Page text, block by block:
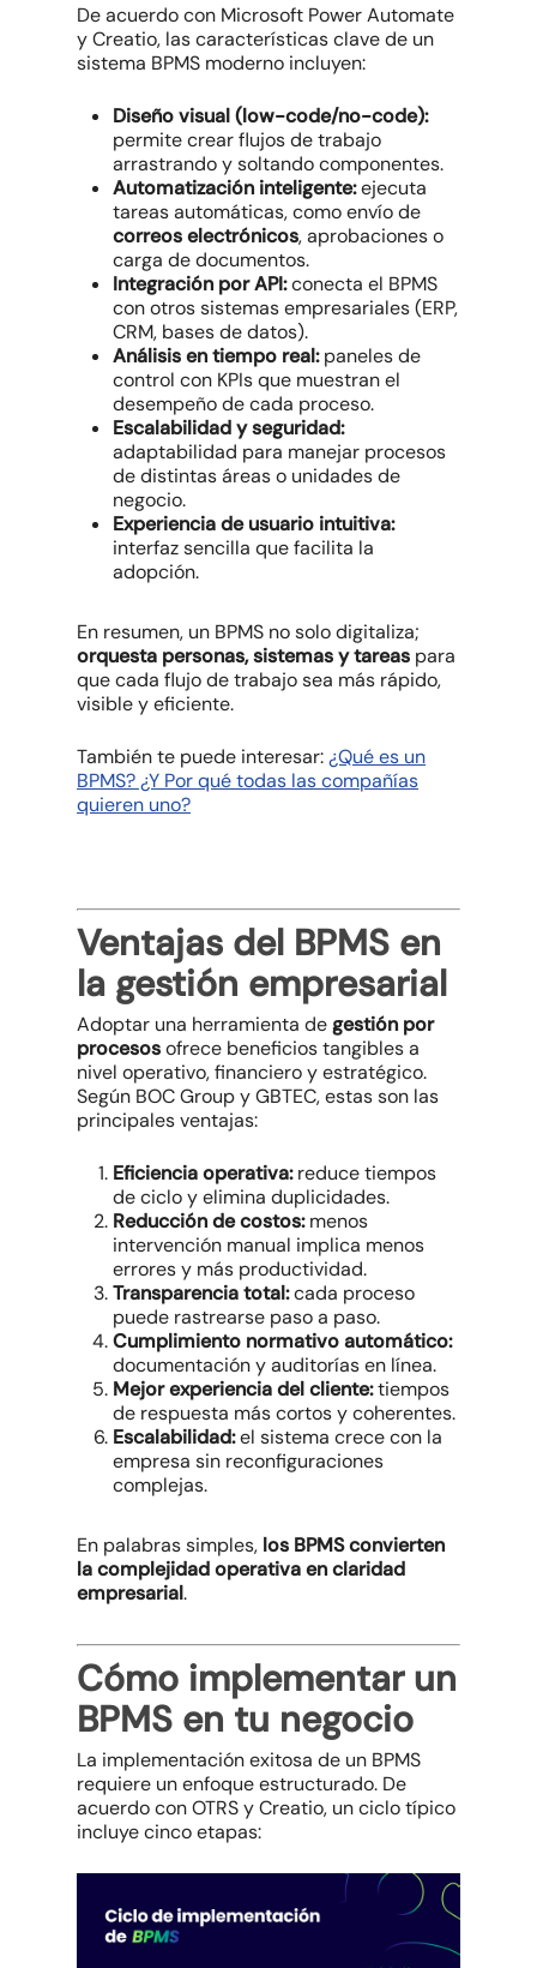
De acuerdo con Microsoft Power Automate
y Creatio, las características clave de un
sistema BPMS moderno incluyen:
Diseño visual (low-code/no-code):
permite crear flujos de trabajo
arrastrando y soltando componentes.
Automatización inteligente:ejecuta
tareas automáticas, como envío de
correos electrónicos, aprobaciones o
carga de documentos.
Integración por API:conecta el BPMS
con otros sistemas empresariales (ERP,
CRM, bases de datos).
Análisis en tiempo real:paneles de
control con KPIs que muestran el
desempeño de cada proceso.
Escalabilidad y seguridad:
adaptabilidad para manejar procesos
de distintas áreas o unidades de
negocio.
Experiencia de usuario intuitiva:
interfaz sencilla que facilita la
adopción.
En resumen, un BPMS no solo digitaliza;
orquesta personas, sistemas y tareas para
que cada flujo de trabajo sea más rápido,
visible y eficiente.
También te puede interesar:¿Qué es un
BPMS? ¿Y Por qué todas las compañías
quieren uno?
Ventajas del BPMS en
la gestión empresarial
Adoptar una herramienta degestión por
procesosofrece beneficios tangibles a
nivel operativo, financiero y estratégico.
Según BOC Group y GBTEC, estas son las
principales ventajas:
Eficiencia operativa:reduce tiempos
de ciclo y elimina duplicidades.
Reducción de costos:menos
intervención manual implica menos
errores y más productividad.
Transparencia total:cada proceso
puede rastrearse paso a paso.
Cumplimiento normativo automático:
documentación y auditorías en línea.
Mejor experiencia del cliente:tiempos
de respuesta más cortos y coherentes.
Escalabilidad:el sistema crece con la
empresa sin reconfiguraciones
complejas.
En palabras simples, los BPMS convierten
la complejidad operativa en claridad
empresarial.
Cómo implementar un
BPMS en tu negocio
La implementación exitosa de un BPMS
requiere un enfoque estructurado. De
acuerdo con OTRS y Creatio, un ciclo típico
incluye cinco etapas: